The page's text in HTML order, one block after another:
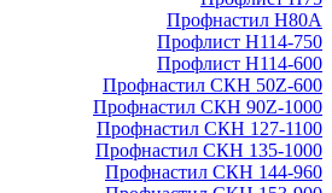
Профнастил Н80А
Профлист Н114-750
Профлист Н114-600
Профнастил СКН 50Z-600
Профнастил СКН 90Z-1000
Профнастил СКН 127-1100
Профнастил СКН 135-1000
Профнастил СКН 144-960